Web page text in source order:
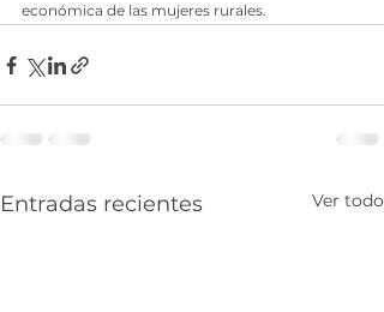
económica de las mujeres rurales.
Entradas recientes Ver todo